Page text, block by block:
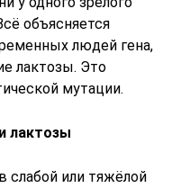
объясняется
людей гена,
лактозы. Это
мутации.
лактозы
слабой или тяжёлой